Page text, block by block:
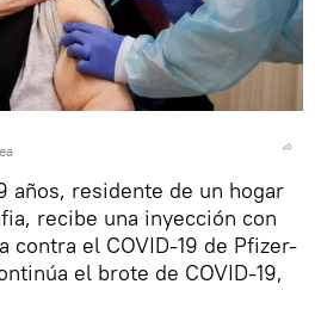
años, residente de un hogar
recibe una inyección con
contra el COVID-19 de Pfizer-
el brote de COVID-19,